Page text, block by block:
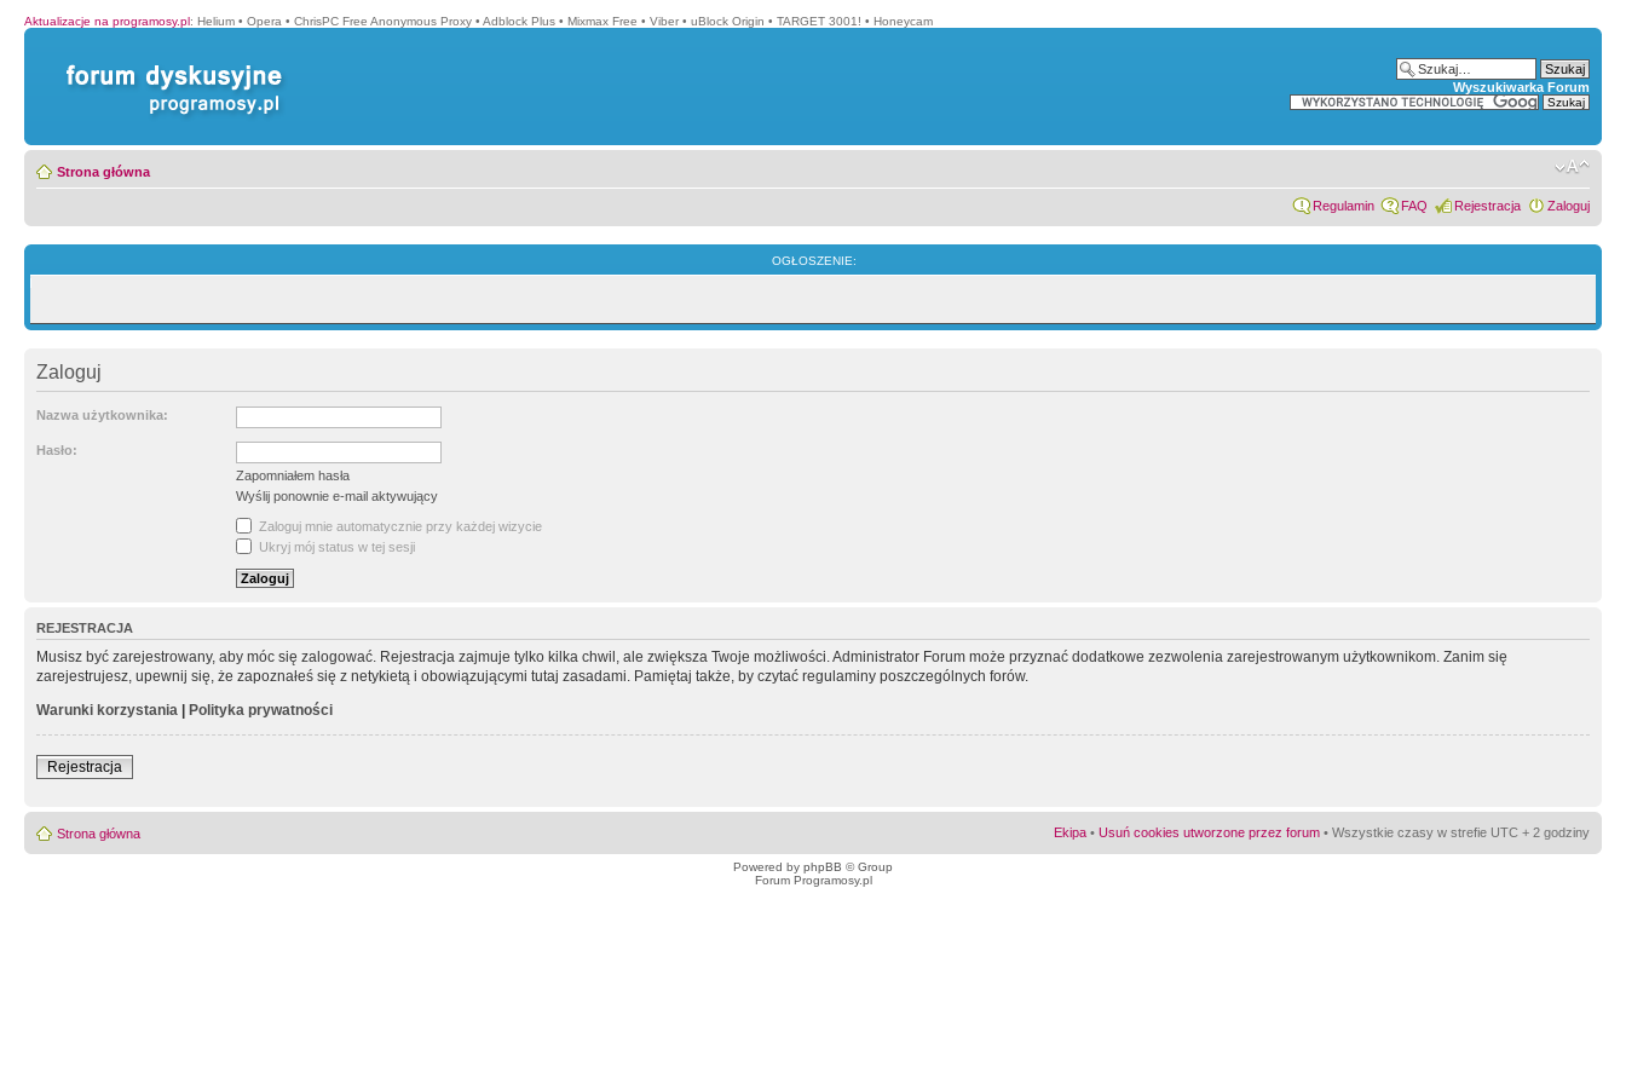
Aktualizacje na programosy.pl: Helium • Opera • ChrisPC Free Anonymous Proxy • Adblock Plus • Mixmax Free • Viber • uBlock Origin • TARGET 3001! • Honeycam
Wyszukiwarka Forum
Strona główna
Regulamin FAQ Rejestracja Zaloguj
OGŁOSZENIE:
Zaloguj
Nazwa użytkownika:
Hasło:
Zapomniałem hasła
Wyślij ponownie e-mail aktywujący
Zaloguj mnie automatycznie przy każdej wizycie
Ukryj mój status w tej sesji
REJESTRACJA
Musisz być zarejestrowany, aby móc się zalogować. Rejestracja zajmuje tylko kilka chwil, ale zwiększa Twoje możliwości. Administrator Forum może przyznać dodatkowe zezwolenia zarejestrowanym użytkownikom. Zanim się
zarejestrujesz, upewnij się, że zapoznałeś się z netykietą i obowiązującymi tutaj zasadami. Pamiętaj także, by czytać regulaminy poszczególnych forów.
Warunki korzystania | Polityka prywatności
Rejestracja
Strona główna Ekipa • Usuń cookies utworzone przez forum • Wszystkie czasy w strefie UTC + 2 godziny
Powered by phpBB © Group
Forum Programosy.pl